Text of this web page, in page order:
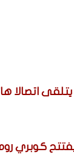
يتلقى اتصالا
يفتتح كوبري